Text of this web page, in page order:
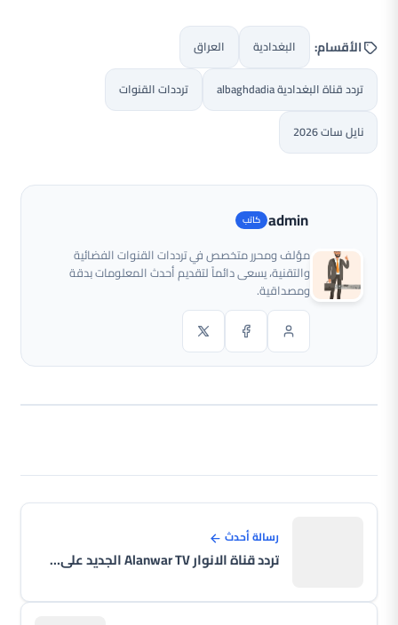
الأقسام: البغدادية العراق
تردد قناة البغدادية albaghdadia ترددات القنوات
نايل سات 2026
admin
مؤلف ومحرر متخصص في ترددات القنوات الفضائية
والتقنية، يسعى دائماً لتقديم أحدث المعلومات بدقة
ومصداقية.
رسالة أحدث
تردد قناة الانوار Alanwar TV الجديد على النايل سات 2026